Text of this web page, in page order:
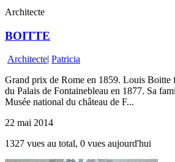
Architecte
BOITTE
Architecte| Patricia
Grand prix de Rome en 1859. Louis Boitte
du Palais de Fontainebleau en 1877. Sa
Musée national du château de F...
22 mai 2014
1327 vues au total, 0 vues aujourd'hui